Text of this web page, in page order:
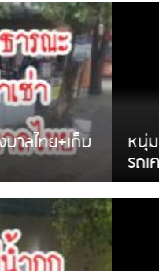
จ่ม พบถังน้ำดื่มตกกล
ทันล้มบาดเจ็บ